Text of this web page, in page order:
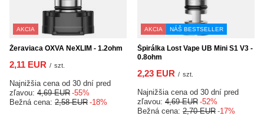
AKCIA
Žeraviaca OXVA NeXLIM - 1.2ohm
2,11 EUR / szt.
Najnižšia cena od 30 dní pred
zľavou: 4,69 EUR -55%
Bežná cena: 2,58 EUR -18%
AKCIA NÁŠ BESTSELLER
Špirálka Lost Vape UB Mini S1 V3 -
0.8ohm
2,23 EUR / szt.
Najnižšia cena od 30 dní pred
zľavou: 4,69 EUR -52%
Bežná cena: 2,70 EUR -17%